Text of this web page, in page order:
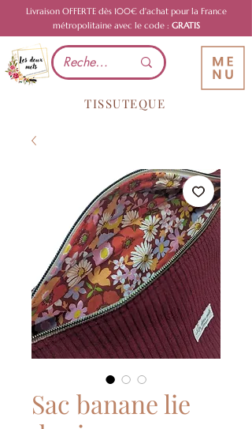
Livraison OFFERTE dès 100€ d'achat pour la France
métropolitaine avec le code : GRATIS
TISSUTEQUE
Sac banane lie